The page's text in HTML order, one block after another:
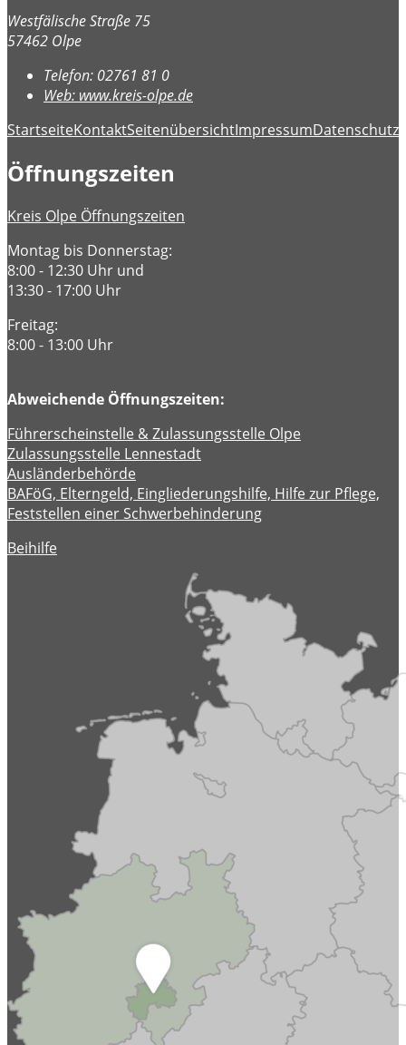
Westfälische Straße 75
57462 Olpe
Telefon: 02761 81 0
Web: www.kreis-olpe.de
StartseiteKontaktSeitenübersichtImpressumDatenschutz
Öffnungszeiten
Kreis Olpe Öffnungszeiten
Montag bis Donnerstag:
8:00 - 12:30 Uhr und
13:30 - 17:00 Uhr
Freitag:
8:00 - 13:00 Uhr
Abweichende Öffnungszeiten:
Führerscheinstelle & Zulassungsstelle Olpe
Zulassungsstelle Lennestadt
Ausländerbehörde
BAFöG, Elterngeld, Eingliederungshilfe, Hilfe zur Pflege,
Feststellen einer Schwerbehinderung
Beihilfe